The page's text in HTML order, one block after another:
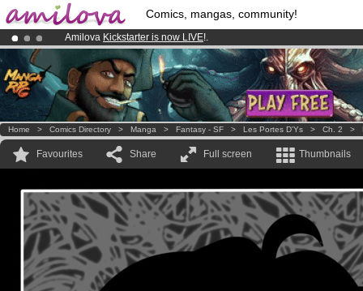
Comics, mangas, community!
Amilova Kickstarter is now LIVE!.
Already 100000membersand 1000comics & mangas!.
Premium membership from3.95 euros per month !Get membership
Home > Comics Directory > Manga > Fantasy - SF > Les Portes D'Ys > Ch. 2 >
Favourites Share Full screen Thumbnails